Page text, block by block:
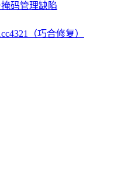
码管理缺陷
（巧合修复）